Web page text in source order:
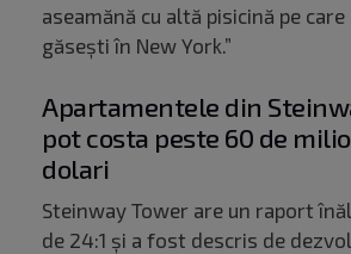
aseamănă cu altă pisicină pe care
găsești în New York.”
Apartamentele din
pot costa peste 60 de
dolari
Steinway Tower are un raport
de 24:1 și a fost descris de